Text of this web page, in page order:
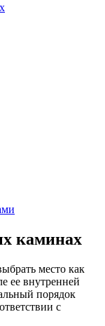
каминах
место как
ее внутренней
порядок
с